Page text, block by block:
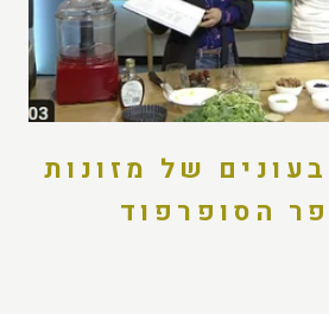
של מזונות
הסופרפוד